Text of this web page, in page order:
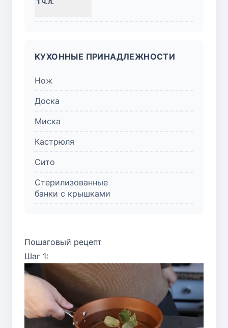
КУХОННЫЕ ПРИНАДЛЕЖНОСТИ
Нож
Доска
Миска
Кастрюля
Сито
Стерилизованные
банки с крышками
Пошаговый рецепт
Шаг 1: